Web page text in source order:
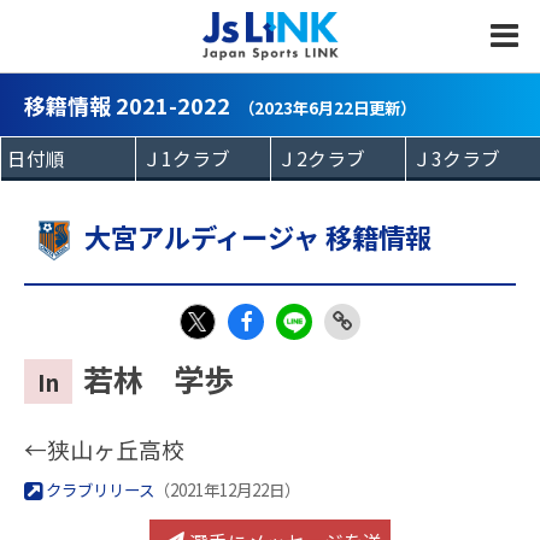
移籍情報 2021-2022 （2023年6月22日更新）
大宮アルディージャ 移籍情報
X
In 若林 学歩
←狭山ヶ丘高校
クラブリリース （2021年12月22日）